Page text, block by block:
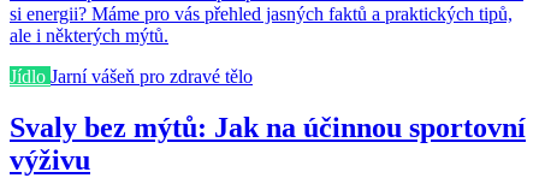
si energii? Máme pro vás přehled jasných faktů a praktických tipů,
ale i některých mýtů.
Jídlo Jarní vášeň pro zdravé tělo
Svaly bez mýtů: Jak na účinnou sportovní
výživu